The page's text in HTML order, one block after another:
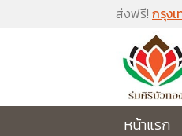
ส่งฟรี! กรุง
หน้าแรก